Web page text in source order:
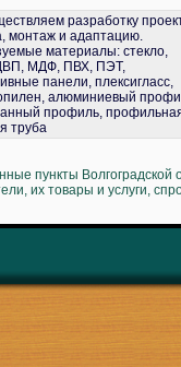
разработку
монтаж и адаптацию.
материалы: стекло,
МДФ, ПВХ, ПЭТ,
панели, плексигласс,
алюминиевый
профиль,
труба
пункты Волгоградской
их товары и услуги,